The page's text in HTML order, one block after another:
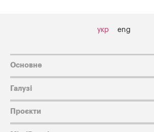
укр eng
Основне
Галузі
Проєкти